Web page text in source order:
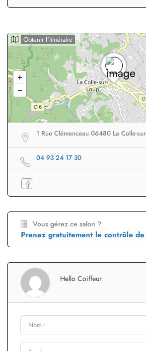
Obtenir l'itinéraire
1 Rue Clémenceau 06480 La Colle-
04 93 24 17 30
Vous gérez ce salon ?
Prenez gratuitement le contrôle
Hello Coiffeur